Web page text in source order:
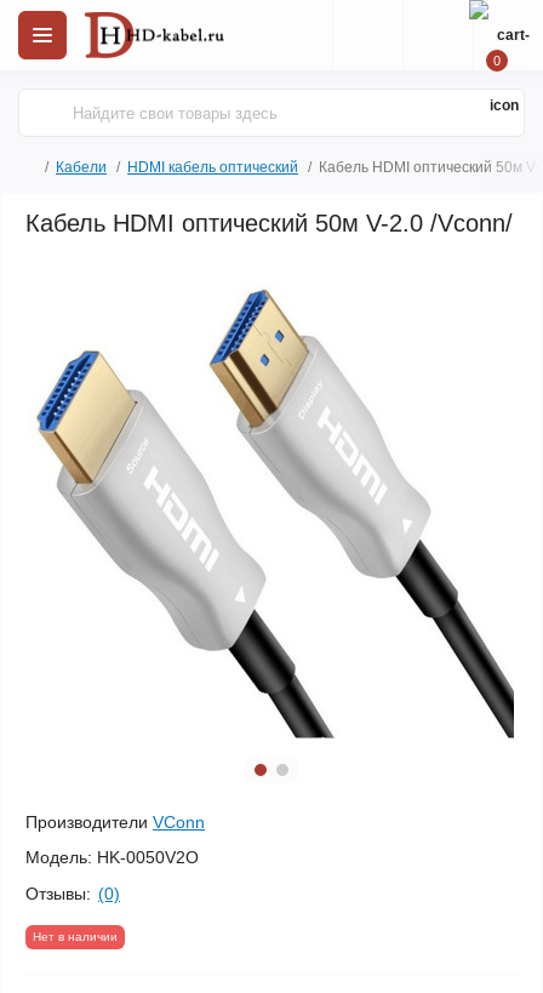
0
Кабели HDMI кабель оптический Кабель HDMI оптический 50м
Кабель HDMI оптический 50м V-2.0 /Vconn/
Производители VConn
Модель: HK-0050V2O
Отзывы: (0)
Нет в наличии